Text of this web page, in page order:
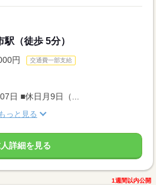
（徒歩 5分）
円 交通費一部支給
日 ■休日月9日（...
もっと見る
詳細を見る
1週間以内公開